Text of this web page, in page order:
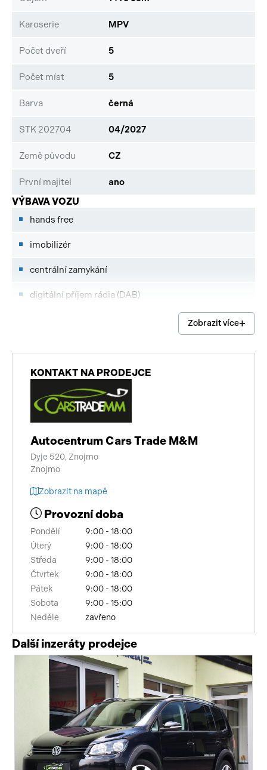
Karoserie MPV
Počet dveří 5
Počet míst 5
Barva černá
STK 202704 04/2027
Země původu CZ
První majitel ano
VÝBAVA VOZU
hands free
imobilizér
centrální zamykání
digitální příjem rádia (DAB)
bezklíčové startování
deaktivace airbagu spolujezdce
bezklíčové odemykání
senzor tlaku v pneumatikách
elektronická ruční brzda
výškově nastavitelná sedadla
zadní loketní opěrka
vnitřní teploměr
LED adaptivní světlomety
kožené čalounění
nouzové brzdění (PEBS)
8x airbag
parkovací asistent
senzor opotřebení brzdových destiček
tažné zařízení
Zobrazit více
KONTAKT NA PRODEJCE
Autocentrum Cars Trade M&M
Dyje 520, Znojmo
Znojmo
Zobrazit na mapě
Provozní doba
Pondělí
9:00 - 18:00
Úterý
9:00 - 18:00
Středa
9:00 - 18:00
Čtvrtek
9:00 - 18:00
Pátek
9:00 - 18:00
Sobota
9:00 - 15:00
Neděle
zavřeno
Další inzeráty prodejce